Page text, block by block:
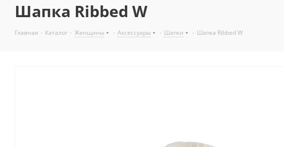
Шапка Ribbed W
Главная - Каталог - Женщины - Аксессуары - Шапки - Шапка Ribbed W